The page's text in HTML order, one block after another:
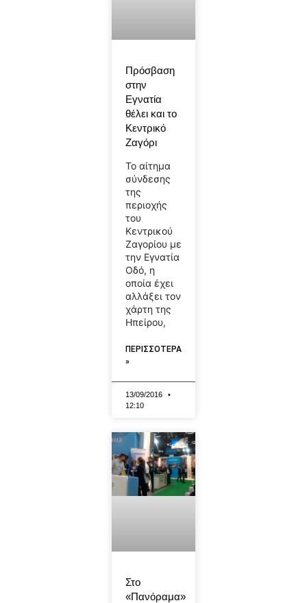
Πρόσβαση
στην
Εγνατία
θέλει και το
Κεντρικό
Ζαγόρι
Το αίτημα
σύνδεσης
της
περιοχής
του
Κεντρικού
Ζαγορίου με
την Εγνατία
Οδό, η
οποία έχει
αλλάξει τον
χάρτη της
Ηπείρου,
ΠΕΡΙΣΣΟΤΕΡΑ
»
13/09/2016
12:10
Στο
«Πανόραμα»